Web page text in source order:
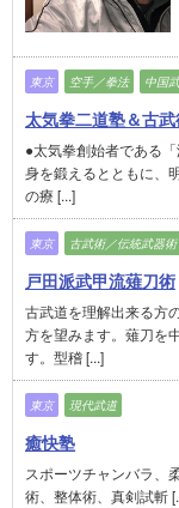
東京 空手／拳法 中国
太気拳二道塾＆古武
●太気拳創始者である
身を鍛えるとともに、
の療 [...]
東京 古武術／伝統武器術
戸田派武甲流薙刀術
古武道を理解出来る方
方を望みます。薙刀を
す。型稽 [...]
東京 現代武道
癒快塾
スポーツチャンバラ、
術、整体術、真剣試斬